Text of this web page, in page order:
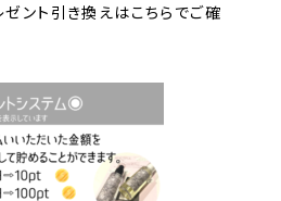
ント引き換えはこちらでご確